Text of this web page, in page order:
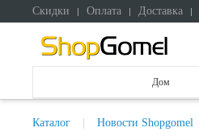
Скидки Оплата Доставка
Дом
Каталог Новости Shopgomel